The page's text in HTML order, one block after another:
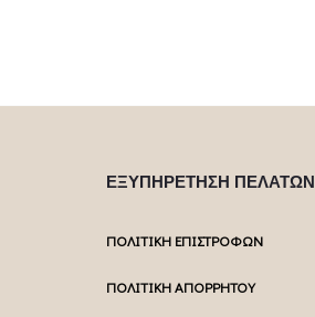
ΕΞΥΠΗΡΕΤΗΣΗ ΠΕΛΑΤΩΝ
ΠΟΛΙΤΙΚΗ ΕΠΙΣΤΡΟΦΩΝ
ΠΟΛΙΤΙΚΗ ΑΠΟΡΡΗΤΟΥ